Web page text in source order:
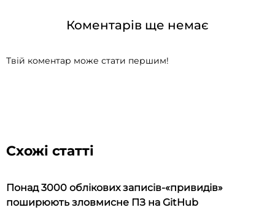
Коментарів ще немає
Твій коментар може стати першим!
Схожі статті
Понад 3000 облікових записів-«привидів»
поширюють зловмисне ПЗ на GitHub